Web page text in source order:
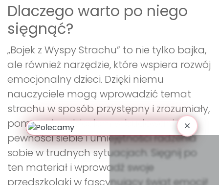
Dlaczego warto po niego
sięgnąć?
„Bojek z Wyspy Strachu” to nie tylko bajka,
ale również narzędzie, które wspiera rozwój
emocjonalny dzieci. Dzięki niemu
nauczyciele mogą wprowadzić temat
strachu w sposób przystępny i zrozumiały,
pomagając dzieciom w budowaniu
pewności siebie i umiejętności radzenia
sobie w trudnych sytuacjach. Sięgnij po
ten materiał i wprowadź swoje
przedszkolaki w fascynujący świat emocji!